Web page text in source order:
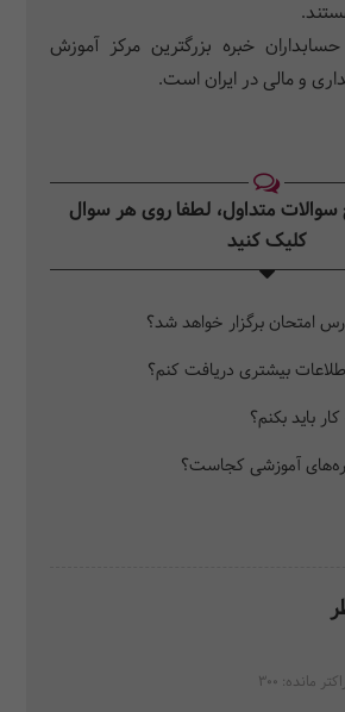
خبره بزرگترین مرکز آموزش
و مالی در ایران است.
متداول، لطفا روی هر سوال
کلیک کنید‎
امتحان برگزار خواهد شد؟
بیشتری دریافت کنم؟
باید بکنم؟
آموزشی کجاست؟
مانده: 300